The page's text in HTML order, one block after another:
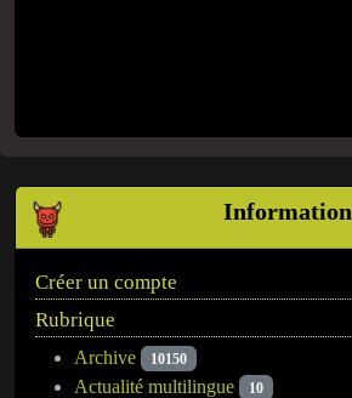
Information
Créer un compte
Rubrique
Archive 10150
Actualité multilingue 10